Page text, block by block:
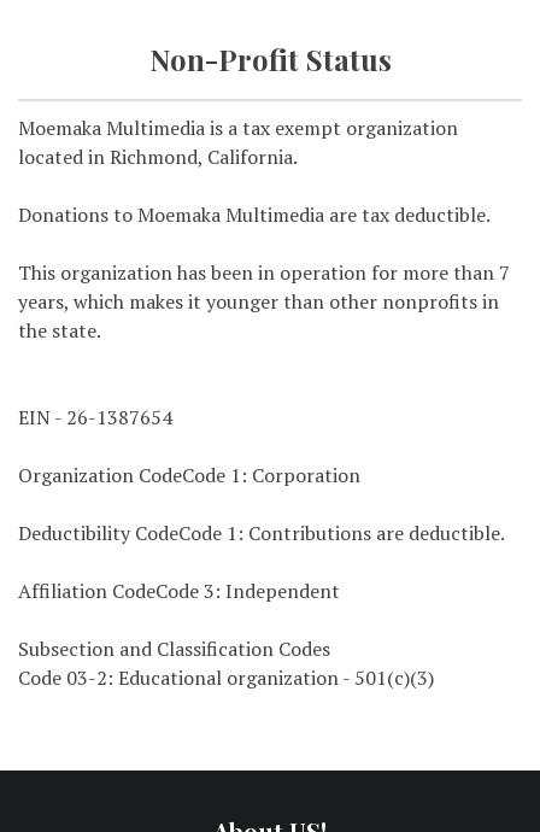
Non-Profit Status
Moemaka Multimedia is a tax exempt organization
located in Richmond, California.
Donations to Moemaka Multimedia are tax deductible.
This organization has been in operation for more than 7
years, which makes it younger than other nonprofits in
the state.
EIN - 26-1387654
Organization CodeCode 1: Corporation
Deductibility CodeCode 1: Contributions are deductible.
Affiliation CodeCode 3: Independent
Subsection and Classification Codes
Code 03-2: Educational organization - 501(c)(3)